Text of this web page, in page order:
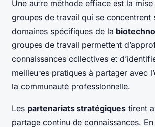
Une autre méthode effiace est la
groupes de travail qui se concentrent
domaines spécifiques de la
groupes de travail permettent
connaissances collectives et
meilleures pratiques à partager avec
la communauté professionnelle.
Les partenariats stratégiques tirent
partage continu de connaissances.